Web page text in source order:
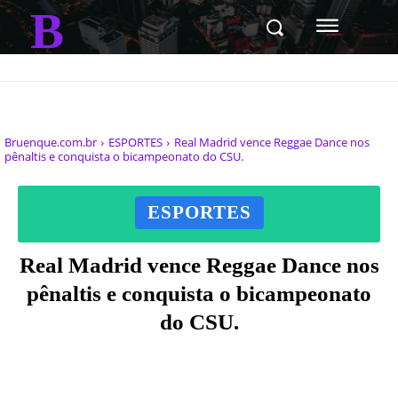
B
Bruenque.com.br ESPORTES
Real Madrid vence Reggae Dance nos
pênaltis e conquista o bicampeonato do CSU.
ESPORTES
Real Madrid vence Reggae Dance nos
pênaltis e conquista o bicampeonato
do CSU.